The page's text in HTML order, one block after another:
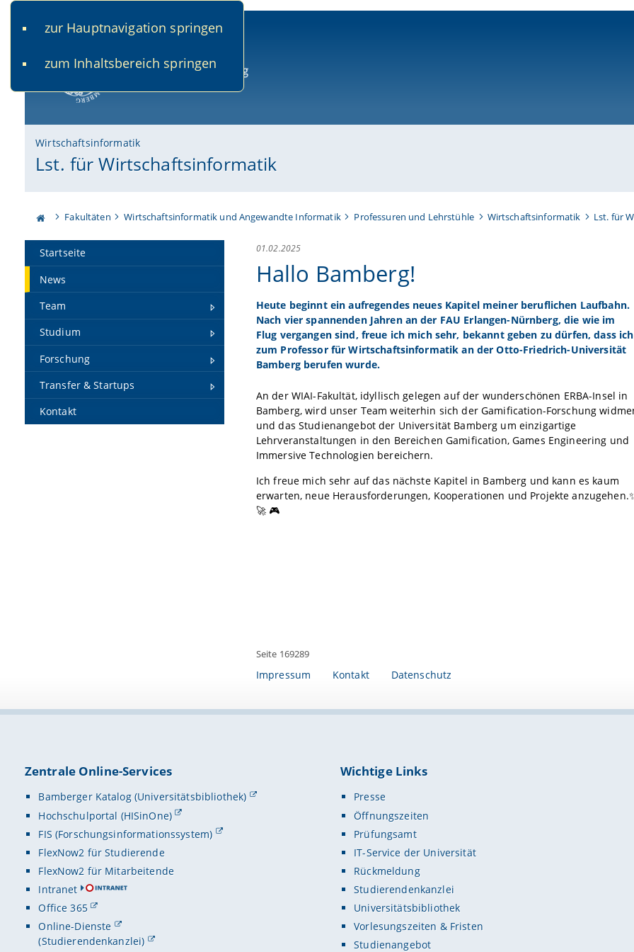
zur Hauptnavigation springen
zum Inhaltsbereich springen
Wirtschaftsinformatik
Lst. für Wirtschaftsinformatik
Fakultäten Wirtschaftsinformatik und Angewandte Informatik Professuren und Lehrstühle Wirtschaftsinformatik Lst. für
Startseite
News
Team
Studium
Forschung
Transfer & Startups
Kontakt
01.02.2025
Hallo Bamberg!
Heute beginnt ein aufregendes neues Kapitel meiner beruflichen Laufbahn.
Nach vier spannenden Jahren an der FAU Erlangen-Nürnberg, die wie im
Flug vergangen sind, freue ich mich sehr, bekannt geben zu dürfen, dass ich
zum Professor für Wirtschaftsinformatik an der Otto-Friedrich-Universität
Bamberg berufen wurde.
An der WIAI-Fakultät, idyllisch gelegen auf der wunderschönen ERBA-Insel in
Bamberg, wird unser Team weiterhin sich der Gamification-Forschung
und das Studienangebot der Universität Bamberg um einzigartige
Lehrveranstaltungen in den Bereichen Gamification, Games Engineering und
Immersive Technologien bereichern.
Ich freue mich sehr auf das nächste Kapitel in Bamberg und kann es kaum
erwarten, neue Herausforderungen, Kooperationen und Projekte
🚀 🎮
Seite 169289
Impressum Kontakt Datenschutz
Zentrale Online-Services
Bamberger Katalog (Universitätsbibliothek)
Hochschulportal (HISinOne)
FIS (Forschungsinformationssystem)
FlexNow2 für Studierende
FlexNow2 für Mitarbeitende
Intranet
Office 365
Online-Dienste
(Studierendenkanzlei)
Wichtige Links
Presse
Öffnungszeiten
Prüfungsamt
IT-Service der Universität
Rückmeldung
Studierendenkanzlei
Universitätsbibliothek
Vorlesungszeiten & Fristen
Studienangebot